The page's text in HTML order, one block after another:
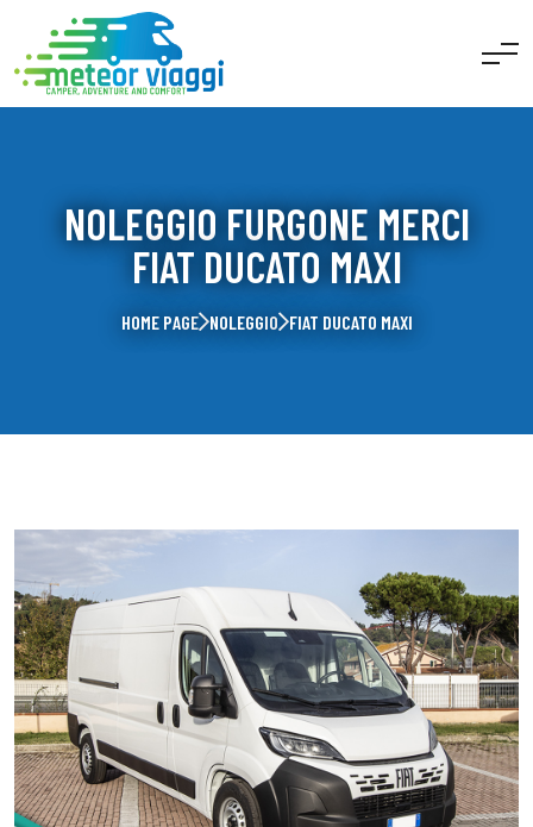
NOLEGGIO FURGONE MERCI
FIAT DUCATO MAXI
HOME PAGE NOLEGGIO FIAT DUCATO MAXI